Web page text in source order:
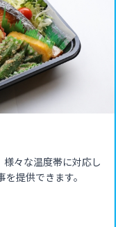
々な温度帯に対応し
提供できます。